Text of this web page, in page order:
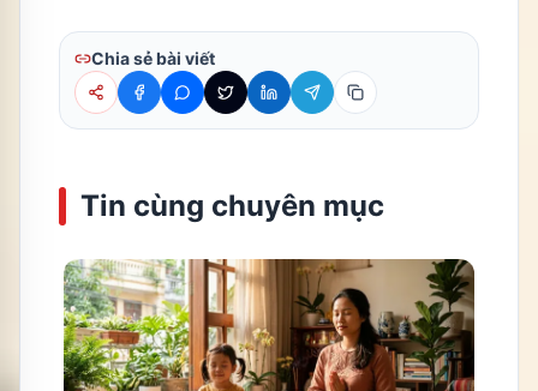
Chia sẻ bài viết
Tin cùng chuyên mục